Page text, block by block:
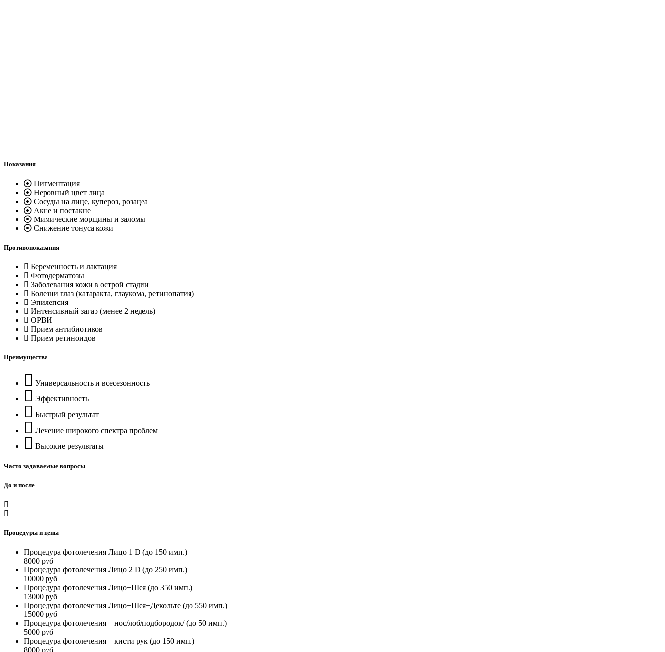
Показания
Пигментация
Неровный цвет лица
Сосуды на лице, купероз, розацеа
Акне и постакне
Мимические морщины и заломы
Снижение тонуса кожи
Противопоказания
Беременность и лактация
Фотодерматозы
Заболевания кожи в острой стадии
Болезни глаз (катаракта, глаукома, ретинопатия)
Эпилепсия
Интенсивный загар (менее 2 недель)
ОРВИ
Прием антибиотиков
Прием ретиноидов
Преимущества
Универсальность и всесезонность
Эффективность
Быстрый результат
Лечение широкого спектра проблем
Высокие результаты
Часто задаваемые вопросы
До и после
Процедуры и цены
Процедура фотолечения Лицо 1 D (до 150 имп.)
8000 руб
Процедура фотолечения Лицо 2 D (до 250 имп.)
10000 руб
Процедура фотолечения Лицо+Шея (до 350 имп.)
13000 руб
Процедура фотолечения Лицо+Шея+Декольте (до 550 имп.)
15000 руб
Процедура фотолечения – нос/лоб/подбородок/ (до 50 имп.)
5000 руб
Процедура фотолечения – кисти рук (до 150 имп.)
8000 руб